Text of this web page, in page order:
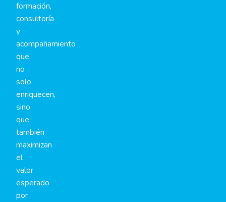
formación,
consultoría
y
acompañamiento
que
no
solo
enriquecen,
sino
que
también
maximizan
el
valor
esperado
por